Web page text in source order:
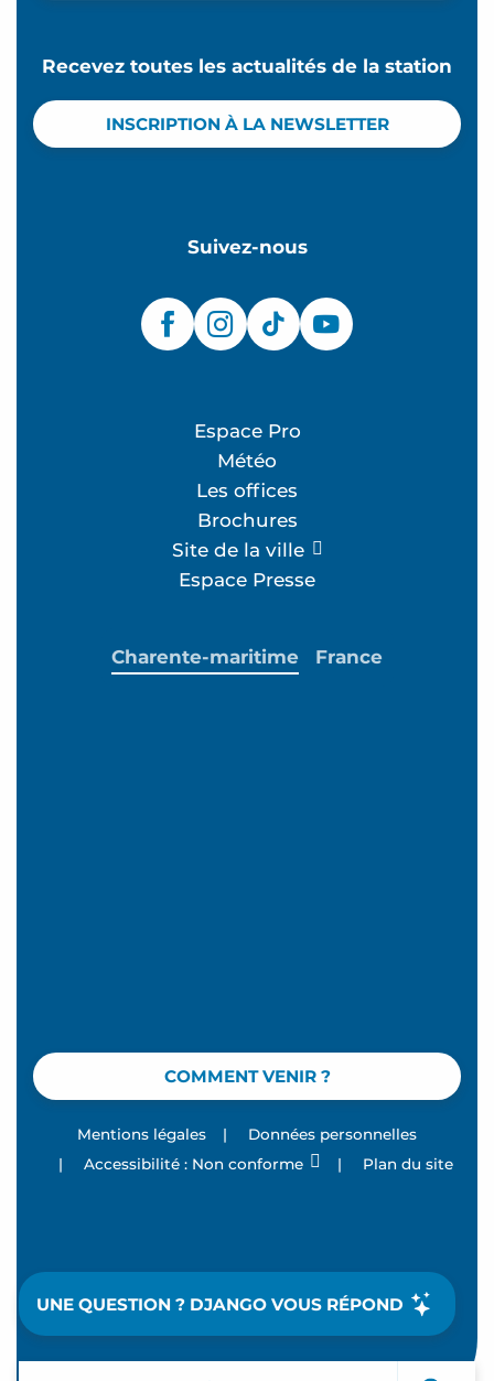
UNE QUESTION ? DJANGO VOUS RÉPOND
Recevez toutes les actualités de la station
INSCRIPTION À LA NEWSLETTER
Suivez-nous
Espace Pro
Météo
Les offices
Brochures
Site de la ville
Espace Presse
COMMENT VENIR ?
Charente-maritime France
Mentions légales |
Données personnelles
|
Accessibilité : Non conforme | Plan du site